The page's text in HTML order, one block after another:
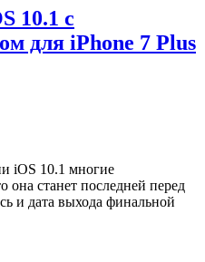
10.1 с
для iPhone 7 Plus
iOS 10.1 многие
станет последней перед
и дата выхода финальной